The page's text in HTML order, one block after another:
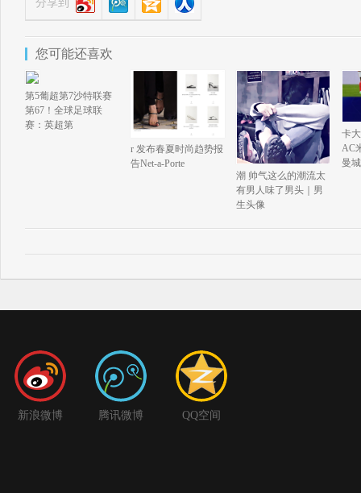
分享到
您可能还喜欢
第5葡超第7沙特联赛
第67！全球足球联
赛：英超第
r 发布春夏时尚趋势报
告Net-a-Porte
潮 帅气这么的潮流太
有男人味了男头｜男
生头像
卡
AC
曼
新浪微博 腾讯微博 QQ空间